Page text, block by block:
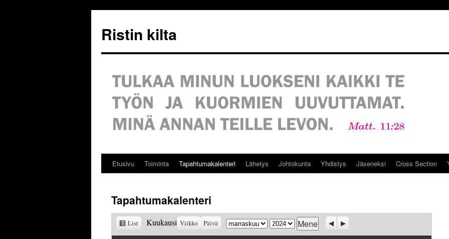
Ristin kilta
Etusivu Toiminta Tapahtumakalenteri Lähetys Johtokunta Yhdistys Jäseneksi Cross Section
Tapahtumakalenteri
View
List Kuukausi Viikko Päivä Kuukausi Vuosi Previous
Seuraava